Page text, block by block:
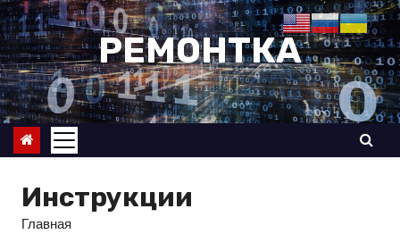
П
е
р
е
й
и
РЕМОНТКА
Инструкции
Главная